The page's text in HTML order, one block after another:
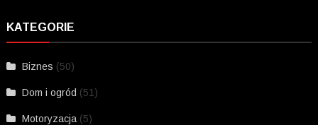
KATEGORIE
Biznes (50)
Dom i ogród (51)
Motoryzacja (5)